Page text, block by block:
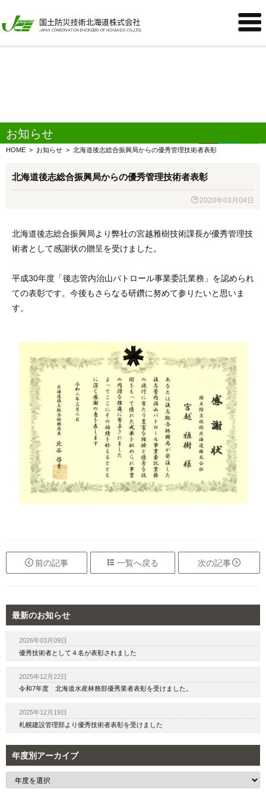
/home/jcehokkaido/jce-
hokkaido.co.jp/public_html/webadmin/wp-
content/themes/jcehkdcoltd/function/atp_pageinfo.php
612

お知らせ
HOME > お知らせ > 北海道後志総合振興局からの優秀管理技術者表彰
最新のお知らせ
2026年03月09日
優秀技術者として４名が表彰されました
2025年12月22日
令和7年度 北海道水産林務部優秀業者表彰を受けました。
2025年12月19日
札幌建設管理部より優秀技術者表彰を受けました
年度別アーカイブ
北海道後志総合振興局からの優秀管理技術者表彰
 2020年03月04日
北海道後志総合振興局より弊社の宮越雅樹技術課長が優秀管理技
術者として感謝状の贈呈を受けました。
平成30年度「後志管内治山パトロール事業委託業務」を認められ
ての表彰です。今後もさらなる研鑽に努めて参りたいと思いま
す。
 前の記事  一覧へ 戻る 次の記事